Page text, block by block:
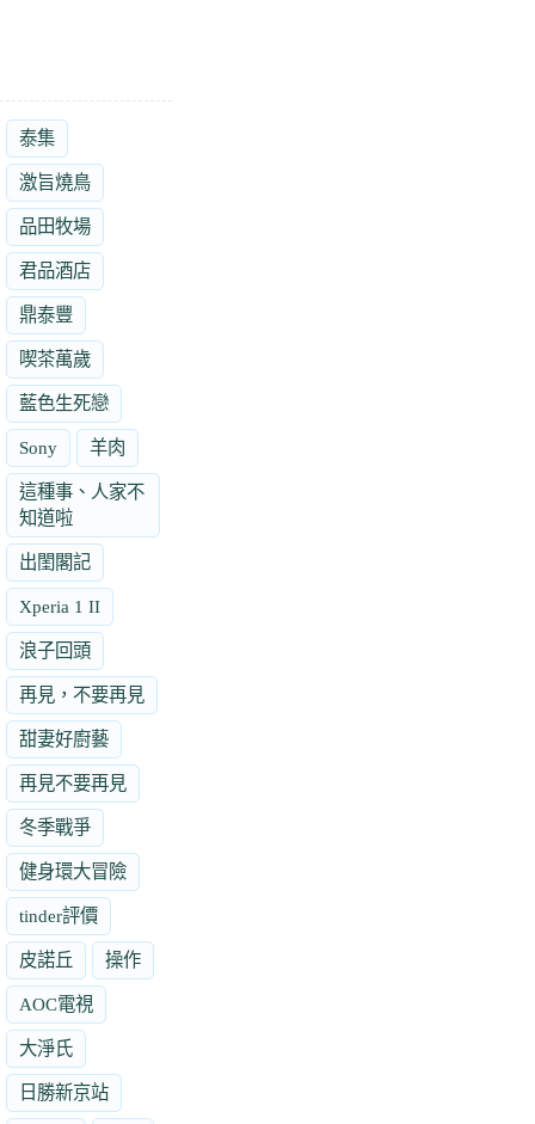
泰集
激旨燒鳥
品田牧場
君品酒店
鼎泰豐
喫茶萬歲
藍色生死戀
Sony 羊肉
這種事、人家不
知道啦
出閨閣記
Xperia 1 II
浪子回頭
再見，不要再見
甜妻好廚藝
再見不要再見
冬季戰爭
健身環大冒險
tinder評價
皮諾丘 操作
AOC電視
大淨氏
日勝新京站